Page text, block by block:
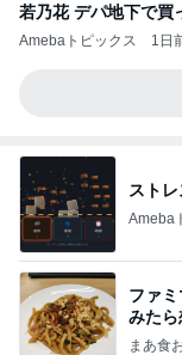
若乃花 デパ地下で買
Amebaトピックス 1日
スト
Ameba
ファ
みた
話
まあ食